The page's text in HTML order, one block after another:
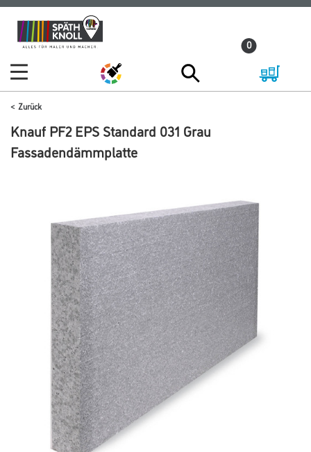
Zum
Inhalt
Zum
Navigationsmenü
0
Zurück
Knauf PF2 EPS Standard 031 Grau
Fassadendämmplatte